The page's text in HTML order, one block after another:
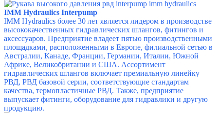
IMM Hydraulics Interpump
IMM Hydraulics более 30 лет является лидером в производстве
высококачественных гидравлических шлангов, фитингов и
аксессуаров. Предприятие владеет пятью производственными
площадками, расположенными в Европе, филиальной сетью в
Австралии, Канаде, Франции, Германии, Италии, Южной
Африке, Великобритании и США. Ассортимент
гидравлических шлангов включает премиальную линейку
РВД, РВД базовой серии, соответствующие стандартам
качества, термопластичные РВД. Также, предприятие
выпускает фитинги, оборудование для гидравлики и другую
продукцию.